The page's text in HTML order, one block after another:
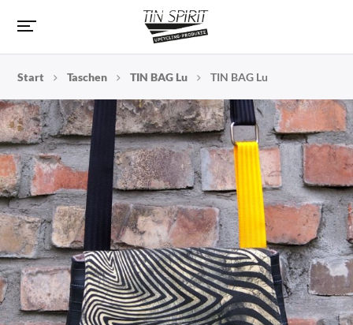
Start Taschen TIN BAG Lu TIN BAG Lu